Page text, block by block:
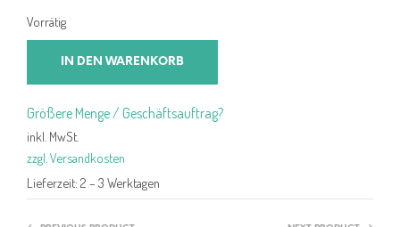
Vorrätig
IN DEN WARENKORB
Größere Menge / Geschäftsauftrag?
inkl. MwSt.
zzgl. Versandkosten
Lieferzeit: 2 – 3 Werktagen